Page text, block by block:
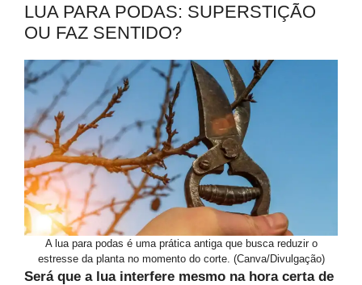
LUA PARA PODAS: SUPERSTIÇÃO
OU FAZ SENTIDO?
A lua para podas é uma prática antiga que busca reduzir o
estresse da planta no momento do corte. (Canva/Divulgação)
Será que a lua interfere mesmo na hora certa de